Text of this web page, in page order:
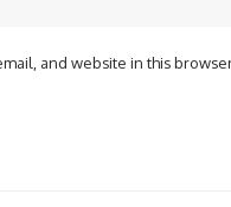
and website in this